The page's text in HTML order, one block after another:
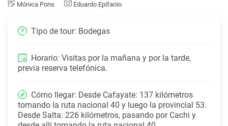
Mónica Pons Eduardo Epifanio
Tipo de tour: Bodegas
Horario: Visitas por la mañana y por la tarde,
previa reserva telefónica.
Cómo llegar: Desde Cafayate: 137 kilómetros
tomando la ruta nacional 40 y luego la provincial 53.
Desde Salta: 226 kilómetros, pasando por Cachi y